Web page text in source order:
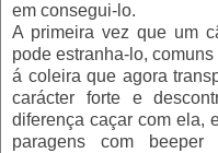
em consegui-lo.
A primeira vez que um
pode estranha-lo,
á coleira que agora
carácter forte e
diferença caçar com ela,
paragens com beeper